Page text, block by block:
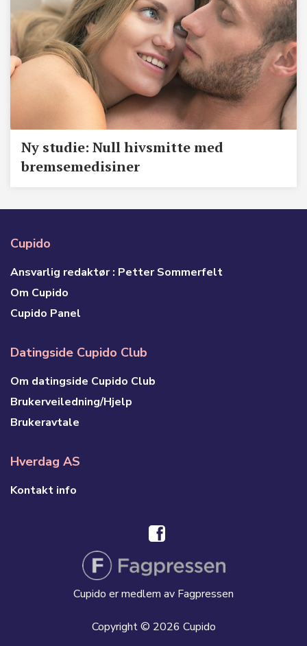
​Ny studie: Null hivsmitte med
bremsemedisiner
Cupido
Ansvarlig redaktør : Petter Sommerfelt
Om Cupido
Cupido Panel
Datingside Cupido Club
Om datingside Cupido Club
Brukerveiledning/Hjelp
Brukeravtale
Hverdag AS
Kontakt info
Cupido er medlem av Fagpressen
Copyright © 2026 Cupido